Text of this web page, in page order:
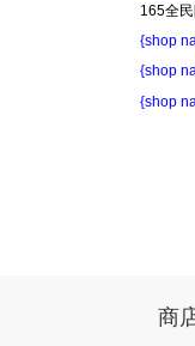
165全民
{shop
{shop
{shop
商